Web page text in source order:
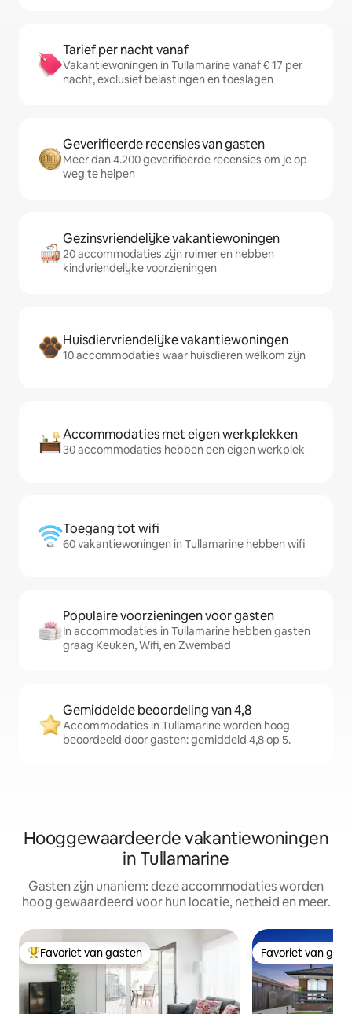
Tarief per nacht vanaf
Vakantiewoningen in Tullamarine vanaf € 17 per
nacht, exclusief belastingen en toeslagen
Geverifieerde recensies van gasten
Meer dan 4.200 geverifieerde recensies om je op
weg te helpen
Gezinsvriendelijke vakantiewoningen
20 accommodaties zijn ruimer en hebben
kindvriendelijke voorzieningen
Huisdiervriendelijke vakantiewoningen
10 accommodaties waar huisdieren welkom zijn
Accommodaties met eigen werkplekken
30 accommodaties hebben een eigen werkplek
Toegang tot wifi
60 vakantiewoningen in Tullamarine hebben wifi
Populaire voorzieningen voor gasten
In accommodaties in Tullamarine hebben gasten
graag Keuken, Wifi, en Zwembad
Gemiddelde beoordeling van 4,8
Accommodaties in Tullamarine worden hoog
beoordeeld door gasten: gemiddeld 4,8 op 5.
Hooggewaardeerde vakantiewoningen
in Tullamarine
Gasten zijn unaniem: deze accommodaties worden
hoog gewaardeerd voor hun locatie, netheid en meer.
Topfavoriet van gasten
Favoriet van gasten Favoriet van
Favoriet van